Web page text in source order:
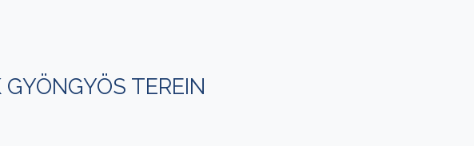
TEREIN